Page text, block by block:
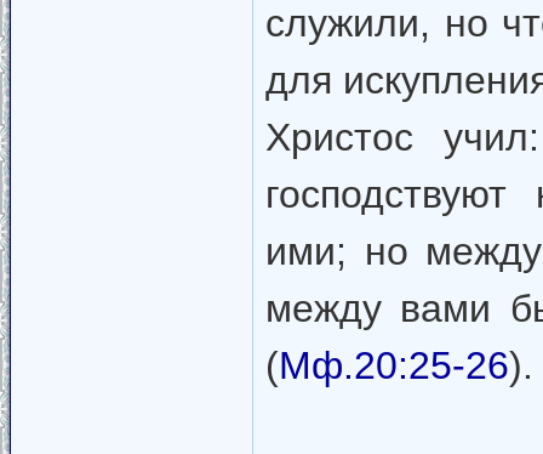
служили, но
для
Христос
ими; но
между вами
(Мф.20:25-26).